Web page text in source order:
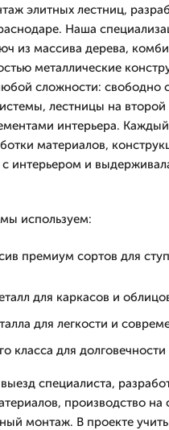
элитных лестниц,
Наша
из массива дерева,
металлические
сложности: свободно
лестницы на
интерьера.
материалов,
интерьером и
используем:
премиум сортов для
для каркасов и
для легкости и
класса для долговечности
специалиста,
производство на
монтаж. В проекте